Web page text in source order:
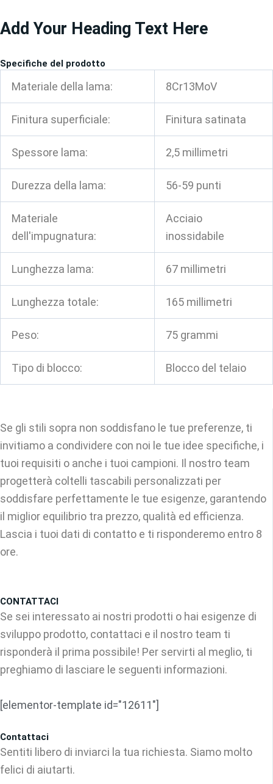
al
Add Your Heading Text Here
Specifiche del prodotto
Materiale della lama: 8Cr13MoV
Finitura superficiale: Finitura satinata
Spessore lama: 2,5 millimetri
Durezza della lama: 56-59 punti
Materiale
dell'impugnatura:
Acciaio
inossidabile
Lunghezza lama: 67 millimetri
Lunghezza totale: 165 millimetri
Peso: 75 grammi
Tipo di blocco: Blocco del telaio
Se gli stili sopra non soddisfano le tue preferenze, ti
invitiamo a condividere con noi le tue idee specifiche, i
tuoi requisiti o anche i tuoi campioni. Il nostro team
progetterà coltelli tascabili personalizzati per
soddisfare perfettamente le tue esigenze, garantendo
il miglior equilibrio tra prezzo, qualità ed efficienza.
Lascia i tuoi dati di contatto e ti risponderemo entro 8
ore.
CONTATTACI
Se sei interessato ai nostri prodotti o hai esigenze di
sviluppo prodotto, contattaci e il nostro team ti
risponderà il prima possibile! Per servirti al meglio, ti
preghiamo di lasciare le seguenti informazioni.
[elementor-template id="12611"]
Contattaci
Sentiti libero di inviarci la tua richiesta. Siamo molto
felici di aiutarti.